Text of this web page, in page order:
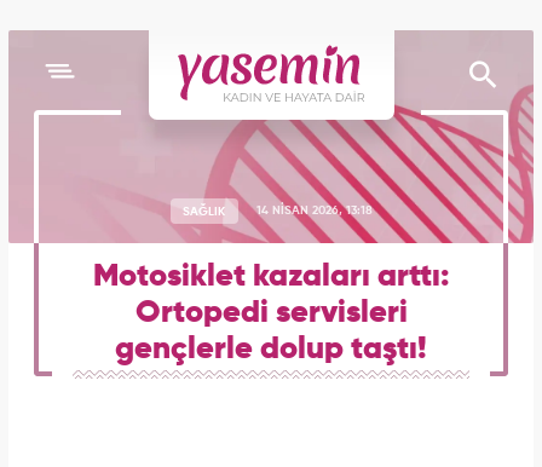
SAĞLIK 14 NİSAN 2026, 13:18
Motosiklet kazaları arttı:
Ortopedi servisleri
gençlerle dolup taştı!